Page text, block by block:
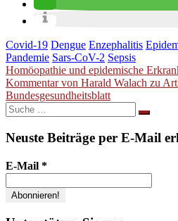
Covid-19 Dengue Enzephalitis
Pandemie Sars-CoV-2 Sepsis
Beitragsnavigation
Homöopathie und epidemische
Kommentar von Harald Walach zu
Bundesgesundheitsblatt
Suche
nach:
Neuste Beiträge per E-Mail
E-Mail *